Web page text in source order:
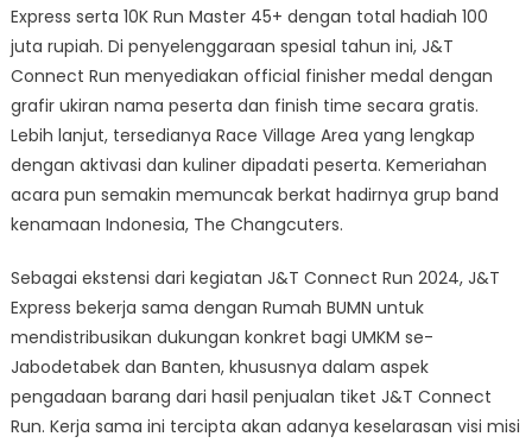
Express serta 10K Run Master 45+ dengan total hadiah 100
juta rupiah. Di penyelenggaraan spesial tahun ini, J&T
Connect Run menyediakan official finisher medal dengan
grafir ukiran nama peserta dan finish time secara gratis.
Lebih lanjut, tersedianya Race Village Area yang lengkap
dengan aktivasi dan kuliner dipadati peserta. Kemeriahan
acara pun semakin memuncak berkat hadirnya grup band
kenamaan Indonesia, The Changcuters.
Sebagai ekstensi dari kegiatan J&T Connect Run 2024, J&T
Express bekerja sama dengan Rumah BUMN untuk
mendistribusikan dukungan konkret bagi UMKM se-
Jabodetabek dan Banten, khususnya dalam aspek
pengadaan barang dari hasil penjualan tiket J&T Connect
Run. Kerja sama ini tercipta akan adanya keselarasan visi misi